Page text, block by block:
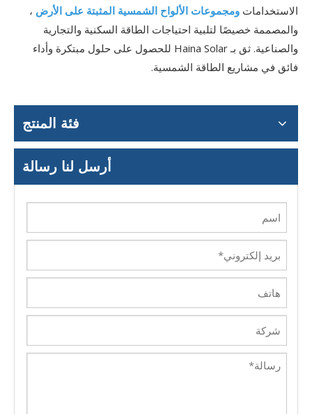
الاستخدامات ومجموعات الألواح الشمسية المثبتة على الأرض ،
والمصممة خصيصًا لتلبية احتياجات الطاقة السكنية والتجارية
والصناعية. ثق بـ Haina Solar للحصول على حلول مبتكرة وأداء
فائق في مشاريع الطاقة الشمسية.
فئة المنتج
أرسل لنا رسالة